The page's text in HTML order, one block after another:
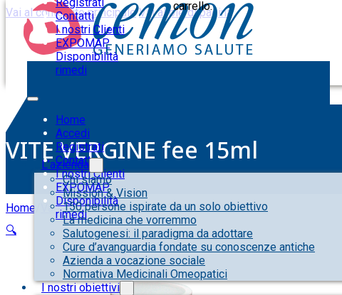
Vai al contenuto principale Vai al piè di pagina
Contatti
I nostri Clienti
EXPOMAP
Disponibilità
rimedi
Home
Accedi
Registrati
Contatti
I nostri Clienti
EXPOMAP
Disponibilità
rimedi
carrello.
L’azienda
Chi siamo
Mission & Vision
150 persone ispirate da un solo obiettivo
La medicina che vorremmo
Salutogenesi: il paradigma da adottare
Cure d’avanguardia fondate su conoscenze antiche
Azienda a vocazione sociale
Normativa Medicinali Omeopatici
I nostri obiettivi
VITE VERGINE fee 15ml
Home Varie/VITE VERGINE fee 15ml
🔍